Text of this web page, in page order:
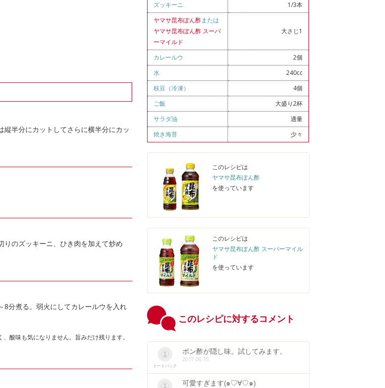
半分にカットしてさらに横半分にカッ
りのズッキーニ、ひき肉を加えて炒め
8分煮る。弱火にしてカレールウを入れ
酸味も気になりません。旨みだけ残ります。
ズッキーニ
1/3本
ヤマサ昆布ぽん酢または
ヤマサ昆布ぽん酢 スーパ
ーマイルド
大さじ1
カレールウ
2個
水
240cc
枝豆（冷凍）
4個
ご飯
大盛り2杯
サラダ油
適量
焼き海苔
少々
このレシピは
ヤマサ昆布ぽん酢
を使っています
このレシピは
ヤマサ昆布ぽん酢 スーパーマイル
ド
を使っています
このレシピに対するコメント
トートバック
ポン酢が隠し味。試してみます。
2017.06.15
可愛すぎます(๑♡∀♡๑)